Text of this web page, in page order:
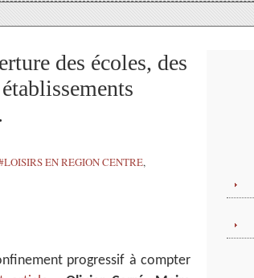
des écoles, des
EN REGION CENTRE,
progressif à compter